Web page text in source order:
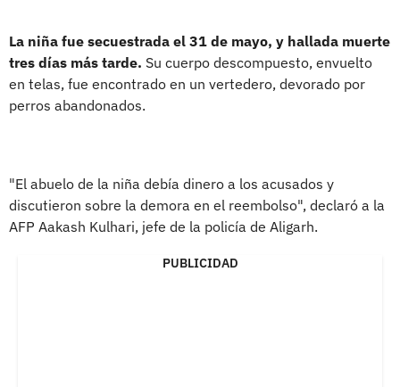
La niña fue secuestrada el 31 de mayo, y hallada muerte
tres días más tarde. Su cuerpo descompuesto, envuelto
en telas, fue encontrado en un vertedero, devorado por
perros abandonados.
"El abuelo de la niña debía dinero a los acusados y
discutieron sobre la demora en el reembolso", declaró a la
AFP Aakash Kulhari, jefe de la policía de Aligarh.
PUBLICIDAD